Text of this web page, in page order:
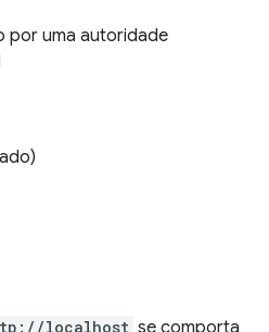
por uma autoridade
localhost se comporta